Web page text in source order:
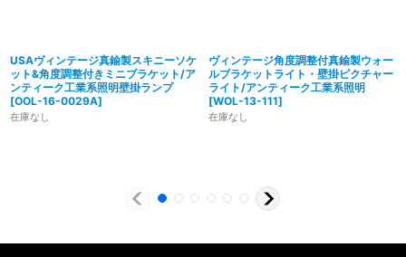
ハイロミドットコムでは、アンティーク照明のリメイクやオ
リジナル照明の製造、販売から納品、修理などのアフタフォ
特殊な形状・100年変わらず愛され続けるソケ
USAヴィンテージ真鍮製スキニーソケ
ット&角度調整付きミニブラケット/ア
ンティーク工業系照明壁掛ランプ
[OOL-16-0029A]
在庫なし
ヴィンテージ角度調整付真鍮製ウォー
ルブラケットライト・壁掛ピクチャー
ライト/アンティーク工業系照明
[WOL-13-111]
在庫なし